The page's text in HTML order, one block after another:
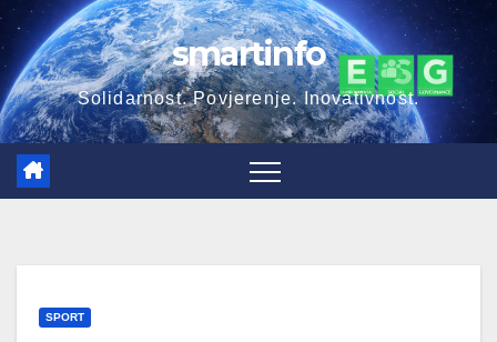
Skip
to
content
smartinfo
Solidarnost. Povjerenje. Inovativnost.
SPORT